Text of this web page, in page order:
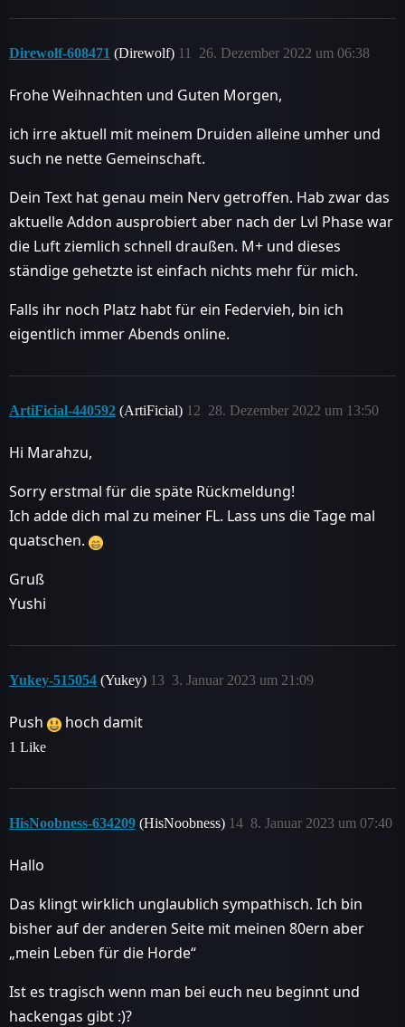
Direwolf-608471 (Direwolf) 26. Dezember 2022 um 06:38
11
Frohe Weihnachten und Guten Morgen,
ich irre aktuell mit meinem Druiden alleine umher und
such ne nette Gemeinschaft.
Dein Text hat genau mein Nerv getroffen. Hab zwar das
aktuelle Addon ausprobiert aber nach der Lvl Phase war
die Luft ziemlich schnell draußen. M+ und dieses
ständige gehetzte ist einfach nichts mehr für mich.
Falls ihr noch Platz habt für ein Federvieh, bin ich
eigentlich immer Abends online.
ArtiFicial-440592 (ArtiFicial) 28. Dezember 2022 um 13:50
12
Hi Marahzu,
Sorry erstmal für die späte Rückmeldung!
Ich adde dich mal zu meiner FL. Lass uns die Tage mal
quatschen.
Gruß
Yushi
Yukey-515054 (Yukey) 3. Januar 2023 um 21:09
13
Push hoch damit
1 Like
HisNoobness-634209 (HisNoobness) 8. Januar 2023 um 07:40
14
Hallo
Das klingt wirklich unglaublich sympathisch. Ich bin
bisher auf der anderen Seite mit meinen 80ern aber
„mein Leben für die Horde“
Ist es tragisch wenn man bei euch neu beginnt und
hackengas gibt :)?